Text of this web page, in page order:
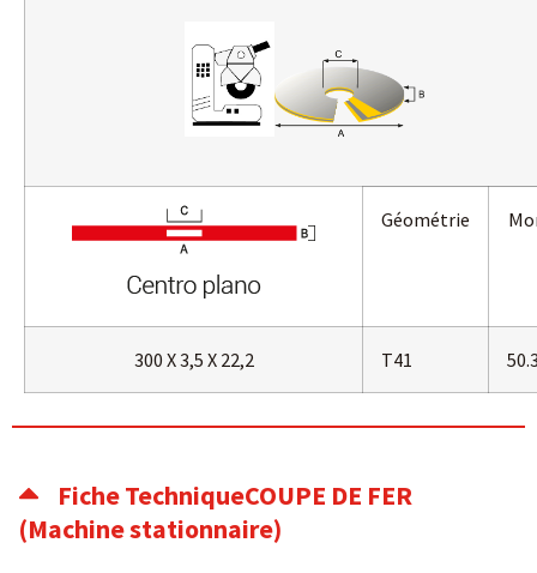
Géométrie
300 X 3,5 X 22,2 T41
Fiche TechniqueCOUPE DE FER
(Machine stationnaire)